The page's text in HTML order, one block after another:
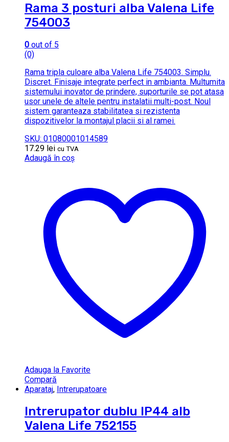
Rama 3 posturi alba Valena Life
754003
0 out of 5
(0)
Rama tripla culoare alba Valena Life 754003. Simplu.
Discret. Finisaje integrate perfect in ambianta. Multumita
sistemului inovator de prindere, suporturile se pot atasa
usor unele de altele pentru instalatii multi-post. Noul
sistem garanteaza stabilitatea si rezistenta
dispozitivelor la montajul placii si al ramei.
SKU: 01080001014589
17.29 lei cu TVA
Adaugă în coș
Adauga la Favorite
Compară
Aparataj, Intrerupatoare
Intrerupator dublu IP44 alb
Valena Life 752155